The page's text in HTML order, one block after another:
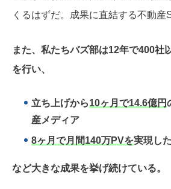
くるはずだ。成果に直結する不動産
また、私たちバズ部は12年で400社
を行い、
立ち上げから10ヶ月で14.6億円
産メディア
8ヶ月で月間140万PVを実現し
など大きな成果を挙げ続けている。